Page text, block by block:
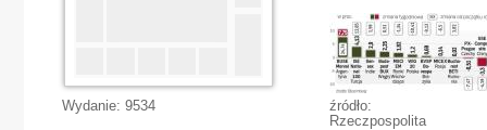
źródło:
Rzeczpospolita
Wydanie: 9534